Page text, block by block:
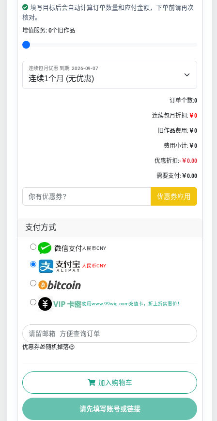
填写目标后会自动计算订单数量和应付金额，下单前请再次
核对。
增值服务: 0个旧作品
连续包月优惠 到期: 2026-09-07
订单个数:0
连续包月折扣: ￥0
旧作品费用: ￥0
费用小计: ￥0
优惠折扣:-￥0.00
需要支付: ￥0.00
优惠券应用
支付方式
人民币CNY
人民币CNY
使用www.99wig.com充值卡，折上折实惠价！
优惠券🎁随机掉落😍
加入购物车
请先填写账号或链接